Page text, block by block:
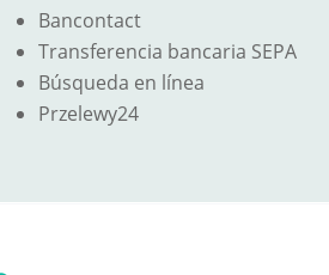
Bancontact
Transferencia bancaria SEPA
Búsqueda en línea
Przelewy24